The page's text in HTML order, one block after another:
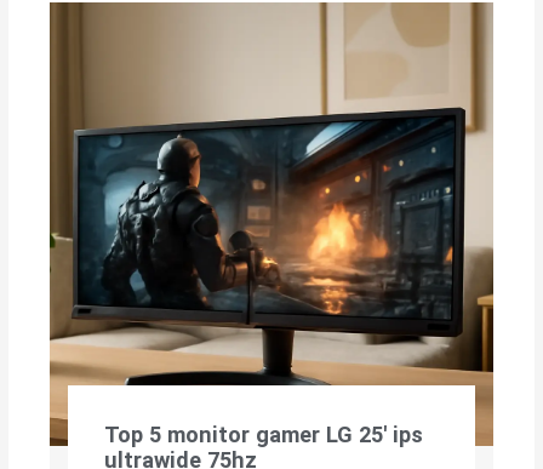
Top 5 monitor gamer LG 25′ ips
ultrawide 75hz